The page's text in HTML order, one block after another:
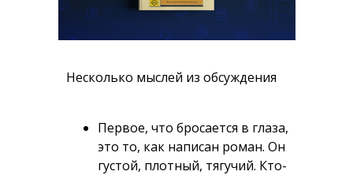
Несколько мыслей из обсуждения
Первое, что бросается в глаза,
это то, как написан роман. Он
густой, плотный, тягучий. Кто-